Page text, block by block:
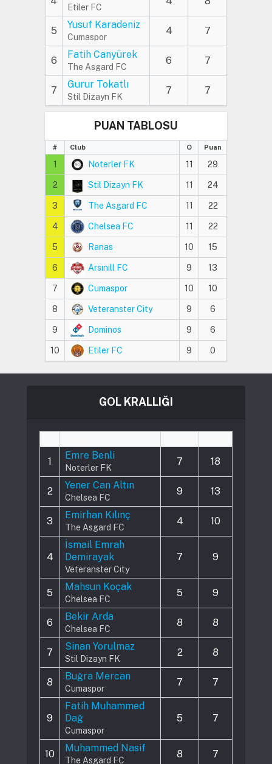
Etiler FC
5
Yusuf Karadeniz
Cumaspor
4 7
6
Fatih Canyürek
The Asgard FC
6 7
7
Gurur Tokatlı
Stil Dizayn FK
7 7
PUAN TABLOSU
# Club O Puan
1 Noterler FK 11 29
2 Stil Dizayn FK 11 24
3 The Asgard FC 11 22
4 Chelsea FC 11 22
5 Ranas 10 15
6 Arsınıll FC 9 13
7 Cumaspor 10 10
8 Veteranster City 9 6
9 Dominos 9 6
10 Etiler FC 9 0
GOL KRALLIĞI
1
Emre Benli
Noterler FK
7 18
2
Yener Can Altın
Chelsea FC
9 13
3
Emirhan Kılınç
The Asgard FC
4 10
4
İsmail Emrah
Demirayak
Veteranster City
7 9
5
Mahsun Koçak
Chelsea FC
5 9
6
Bekir Arda
Chelsea FC
8 8
7
Sinan Yorulmaz
Stil Dizayn FK
2 8
8
Buğra Mercan
Cumaspor
7 7
9
Fatih Muhammed
Dağ
Cumaspor
5 7
10
Muhammed Nasif
The Asgard FC
8 7